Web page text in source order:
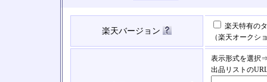
楽天バージョン
楽天特有の
（楽天オークシ
表示形式を選択
出品リストの